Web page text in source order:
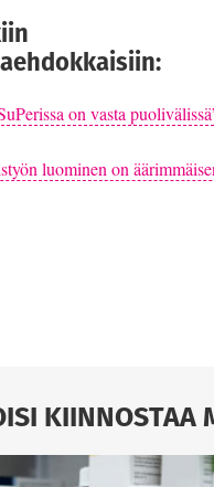
on vasta
luominen on
KIINNOSTAA